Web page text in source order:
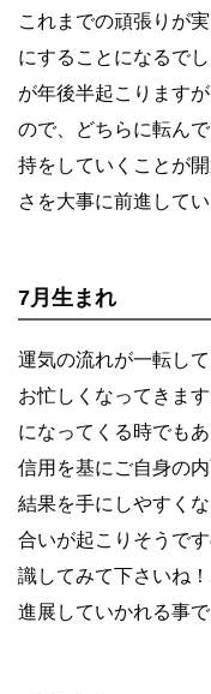
これまでの頑張りが
にすることになるで
が年後半起こります
ので、どちらに転ん
持をしていくことが
さを大事に前進して
7月生まれ
運気の流れが一転し
お忙しくなってきま
になってくる時でも
信用を基にご自身の
結果を手にしやすく
合いが起こりそうで
識してみて下さいね
進展していかれる事で